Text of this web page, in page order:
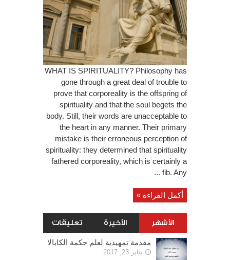
WHAT IS SPIRITUALITY? Philosophy has
gone through a great deal of trouble to
prove that corporeality is the offspring of
spirituality and that the soul begets the
body. Still, their words are unacceptable to
the heart in any manner. Their primary
mistake is their erroneous perception of
spirituality: they determined that spirituality
fathered corporeality, which is certainly a
fib. Any ...
أكمل القراءة »
الأشهر الأخيرة تعليقات
مقدمة تمهيدية لعلم حكمة الكابالا
يناير 23, 2017